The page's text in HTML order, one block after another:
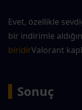
Evet, özellikle
bir indirimle
biridirValorant
Sonuç